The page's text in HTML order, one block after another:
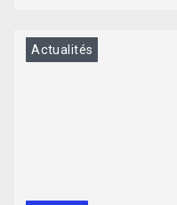
Actualités